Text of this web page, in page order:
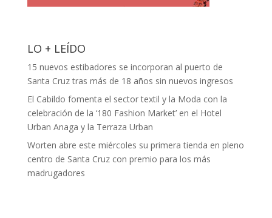
LO + LEÍDO
15 nuevos estibadores se incorporan al puerto de
Santa Cruz tras más de 18 años sin nuevos ingresos
El Cabildo fomenta el sector textil y la Moda con la
celebración de la ‘180 Fashion Market’ en el Hotel
Urban Anaga y la Terraza Urban
Worten abre este miércoles su primera tienda en pleno
centro de Santa Cruz con premio para los más
madrugadores